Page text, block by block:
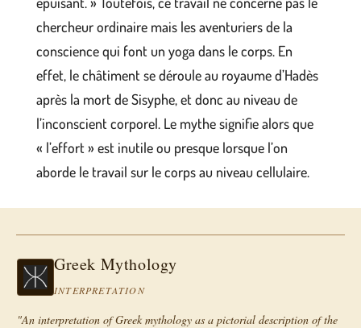
chercheur ordinaire mais les aventuriers de la
conscience qui font un yoga dans le corps. En
effet, le châtiment se déroule au royaume d’Hadès
après la mort de Sisyphe, et donc au niveau de
l’inconscient corporel. Le mythe signifie alors que
« l’effort » est inutile ou presque lorsque l’on
aborde le travail sur le corps au niveau cellulaire.
Greek Mythology
INTERPRETATION
"An interpretation of Greek mythology as a pictorial description of the